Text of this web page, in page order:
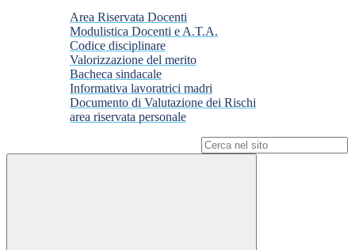
Area Riservata Docenti
Modulistica Docenti e A.T.A.
Codice disciplinare
Valorizzazione del merito
Bacheca sindacale
Informativa lavoratrici madri
Documento di Valutazione dei Rischi
area riservata personale